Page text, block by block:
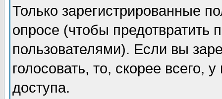
Только зарегистрированные
опросе (чтобы предотвратить
пользователями). Если вы
голосовать, то, скорее всего,
доступа.